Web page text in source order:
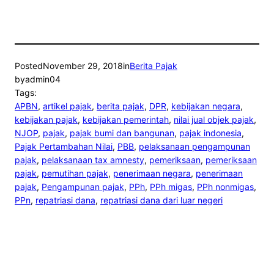
PostedNovember 29, 2018inBerita Pajak
byadmin04
Tags:
APBN, artikel pajak, berita pajak, DPR, kebijakan negara
kebijakan pajak, kebijakan pemerintah, nilai jual objek pajak
NJOP, pajak, pajak bumi dan bangunan, pajak indonesia
Pajak Pertambahan Nilai, PBB, pelaksanaan pengampunan
pajak, pelaksanaan tax amnesty, pemeriksaan, pemeriksaan
pajak, pemutihan pajak, penerimaan negara, penerimaan
pajak, Pengampunan pajak, PPh, PPh migas, PPh nonmigas
PPn, repatriasi dana, repatriasi dana dari luar negeri